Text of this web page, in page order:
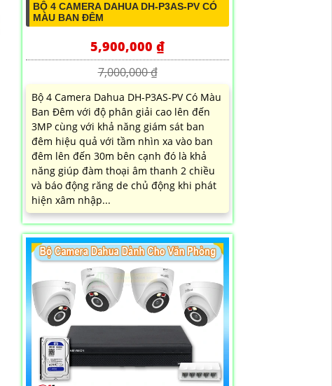
BỘ 4 CAMERA DAHUA DH-P3AS-PV CÓ
MÀU BAN ĐÊM
5,900,000 ₫
7,000,000 ₫
Bộ 4 Camera Dahua DH-P3AS-PV Có Màu
Ban Đêm với độ phân giải cao lên đến
3MP cùng với khả năng giám sát ban
đêm hiệu quả với tầm nhìn xa vào ban
đêm lên đến 30m bên cạnh đó là khả
năng giúp đàm thoại âm thanh 2 chiều
và báo động răng de chủ động khi phát
hiện xâm nhập...